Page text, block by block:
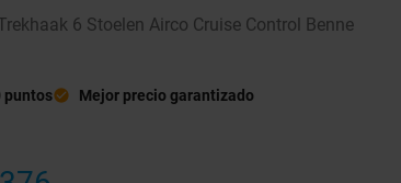
6 Stoelen Airco Cruise Control Benne
puntos Mejor precio garantizado